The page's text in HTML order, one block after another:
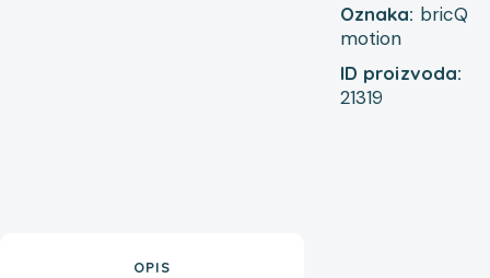
Oznaka: bricQ
motion
ID proizvoda:
21319
OPIS